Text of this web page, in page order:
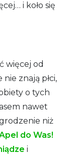
i koło się
więcej od
znają płci,
o tych
nawet
niż
do Was!
i